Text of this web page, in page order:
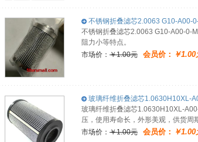
不锈钢折叠滤芯2.0063 G10-A00-
不锈钢折叠滤芯2.0063 G10-A00-0-
阻力小等特点。
市场价： ￥1.00元 会员价： ￥1.00
玻璃纤维折叠滤芯1.0630H10XL-
玻璃纤维折叠滤芯1.0630H10XL-
压，使用寿命长，外形美观，供货周
市场价： ￥1.00元 会员价： ￥1.00